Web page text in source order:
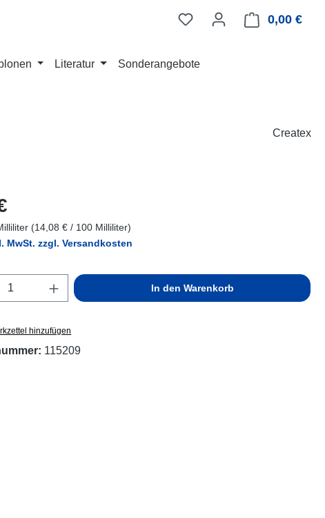
0,00 €
Literatur Sonderangebote
Createx
(14,08 € / 100 Milliliter)
MwSt. zzgl. Versandkosten
Anzahl: Gib den gewünschten Wert ein
In den Warenkorb
hinzufügen
115209